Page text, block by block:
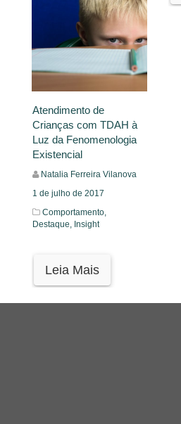
Atendimento de
Crianças com TDAH à
Luz da Fenomenologia
Existencial
Natalia Ferreira Vilanova
1 de julho de 2017
Comportamento,
Destaque, Insight
Leia Mais